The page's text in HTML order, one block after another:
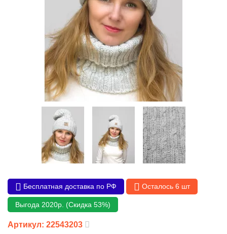
Бесплатная доставка по РФ Осталось 6 шт
Выгода 2020р. (Скидка 53%)
Артикул: 22543203